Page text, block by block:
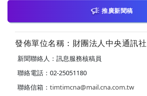
推廣新聞稿
發佈單位名稱：財團法人中央通訊社
新聞聯絡人：訊息服務核稿員
聯絡電話：02-25051180
聯絡信箱： timtimcna@mail.cna.com.tw